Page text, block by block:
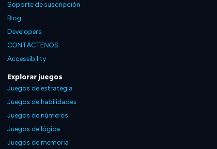
Soporte de suscripción
Blog
Developers
CONTÁCTENOS
Accessibility
Explorar juegos
Juegos de estrategia
Juegos de habilidades
Juegos de números
Juegos de lógica
Juegos de memoria